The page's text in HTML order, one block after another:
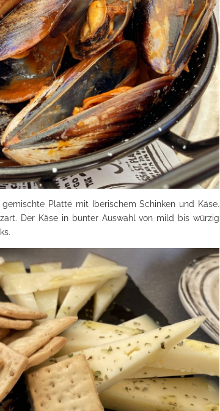
Platte mit Iberischem Schinken und Käse.
Der Käse in bunter Auswahl von mild bis würzig